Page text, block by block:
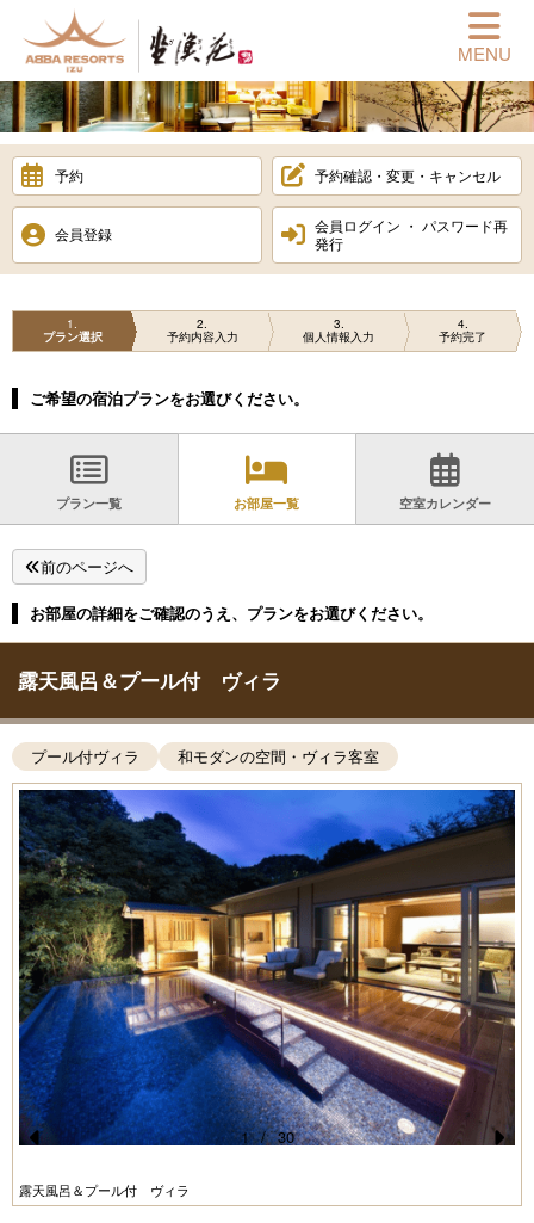
MENU
予約 予約確認・変更・キャンセル
会員登録
会員ログイン ・ パスワード再
発行
1
プラン選択
2
予約内容入力
3
個人情報入力
4
予約完了
ご希望の宿泊プランをお選びください。
プラン一覧 お部屋一覧 空室カレンダー
前のページへ
お部屋の詳細をご確認のうえ、プランをお選びください。
露天風呂＆プール付 ヴィラ
プール付ヴィラ 和モダンの空間・ヴィラ客室
e
露天風呂＆プール付 ヴィラ
e
1 / 30